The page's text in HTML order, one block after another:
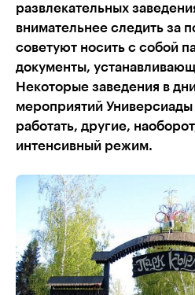
развлекательных
внимательнее следить за
советуют носить с собой
документы,
Некоторые заведения в
мероприятий Универсиады
работать, другие,
интенсивный режим.